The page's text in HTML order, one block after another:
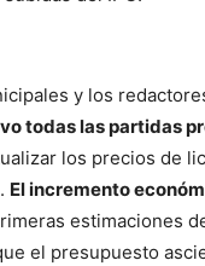
y los
todas las partidas
los precios de
El incremento
estimaciones
el presupuesto